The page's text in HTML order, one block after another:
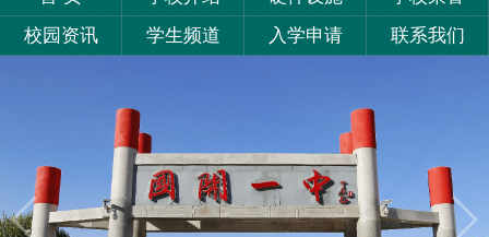
校园资讯
学生频道 入学申请 联系我们